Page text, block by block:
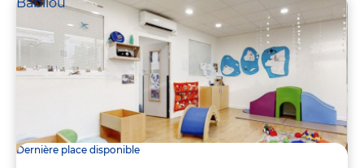
Dernière place disponible